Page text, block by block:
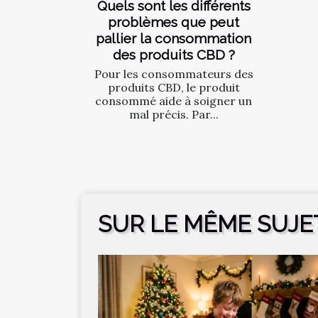
Quels sont les différents
problèmes que peut
pallier la consommation
des produits CBD ?
Pour les consommateurs des
produits CBD, le produit
consommé aide à soigner un
mal précis. Par...
SUR LE MÊME